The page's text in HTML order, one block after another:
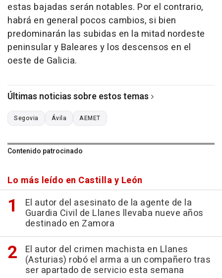
estas bajadas serán notables. Por el contrario,
habrá en general pocos cambios, si bien
predominarán las subidas en la mitad nordeste
peninsular y Baleares y los descensos en el
oeste de Galicia.
Últimas noticias sobre estos temas
Segovia Ávila AEMET
Contenido patrocinado
Lo más leído en Castilla y León
El autor del asesinato de la agente de la
Guardia Civil de Llanes llevaba nueve años
destinado en Zamora
El autor del crimen machista en Llanes
(Asturias) robó el arma a un compañero tras
ser apartado de servicio esta semana